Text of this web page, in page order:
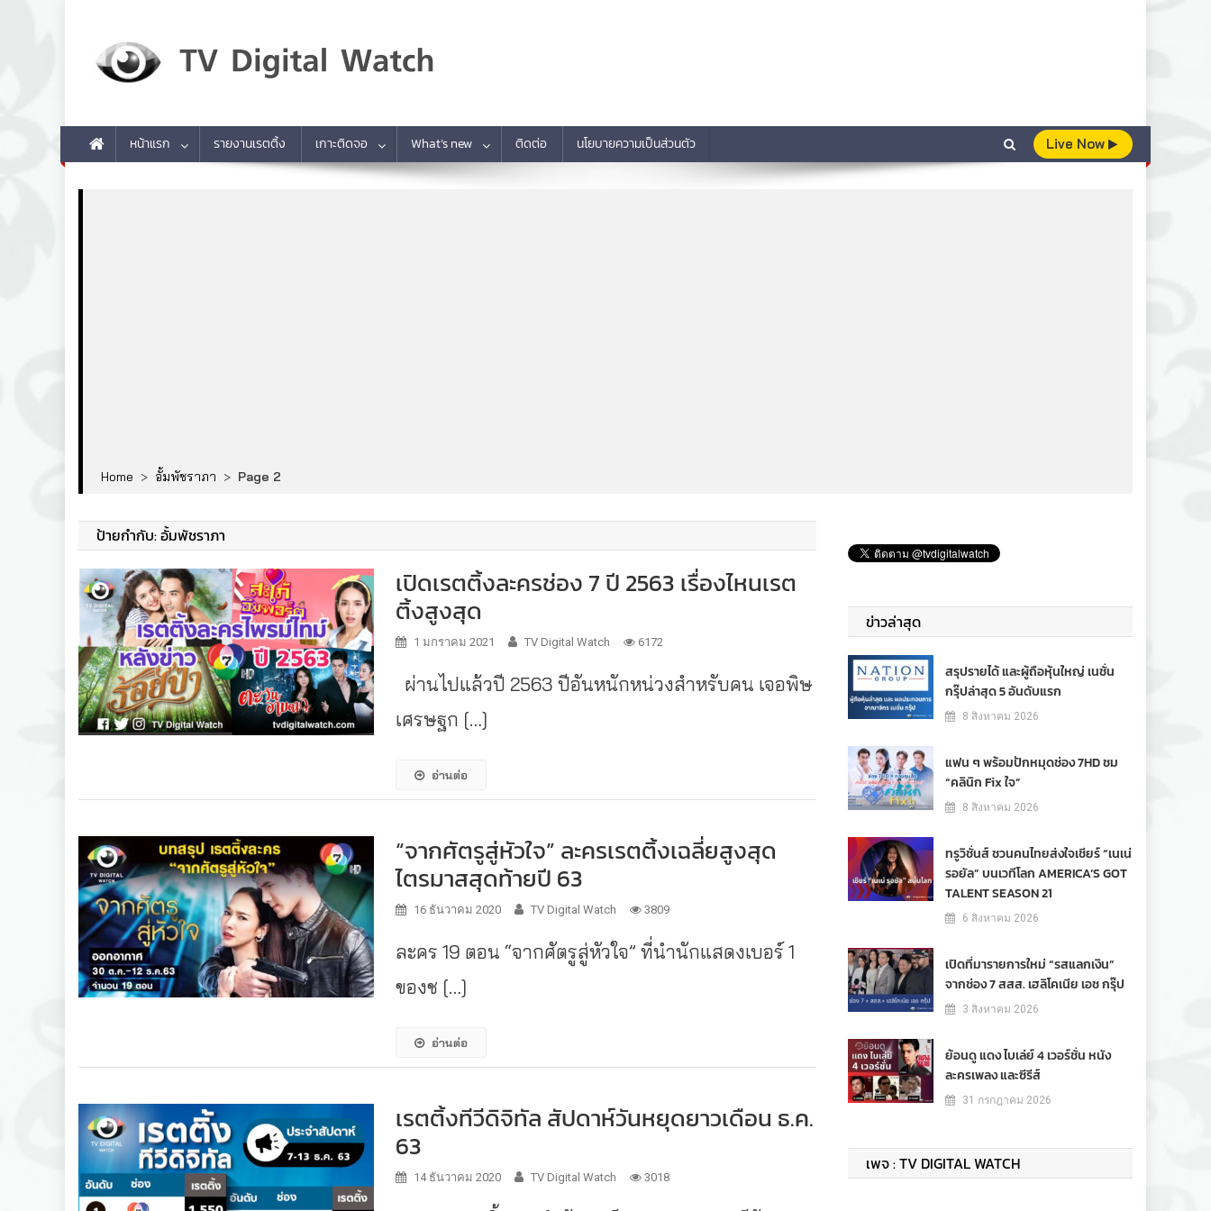
หน้าแรก รายงานเรตติ้ง เกาะติดจอ What’s new ติดต่อ นโยบายความเป็นส่วนตัว Live Now
Home > อั้มพัชราภา > Page 2
ป้ายกำกับ:อั้มพัชราภา
เปิดเรตติ้งละครช่อง 7 ปี 2563 เรื่องไหนเรต
ติ้งสูงสุด
1 มกราคม 2021 TV Digital Watch 6172
ผ่านไปแล้วปี 2563 ปีอันหนักหน่วงสำหรับคน เจอพิษ
เศรษฐก […]
อ่านต่อ
“จากศัตรูสู่หัวใจ” ละครเรตติ้งเฉลี่ยสูงสุด
ไตรมาสสุดท้ายปี 63
16 ธันวาคม 2020 TV Digital Watch 3809
ละคร 19 ตอน “จากศัตรูสู่หัวใจ” ที่นำนักแสดงเบอร์ 1
ของช […]
อ่านต่อ
เรตติ้งทีวีดิจิทัล สัปดาห์วันหยุดยาวเดือน ธ.ค.
63
14 ธันวาคม 2020 TV Digital Watch 3018
ข่าวล่าสุด
สรุปรายได้ และผู้ถือหุ้นใหญ่ เนชั่น
กรุ๊ปล่าสุด 5 อันดับแรก
8 สิงหาคม 2026
แฟน ๆ พร้อมปักหมุดช่อง 7HD ชม
“คลินิก Fix ใจ”
8 สิงหาคม 2026
ทรูวิชั่นส์ ชวนคนไทยส่งใจเชียร์ “เนเน่
รอยัล” บนเวทีโลก AMERICA’S GOT
TALENT SEASON 21
6 สิงหาคม 2026
เปิดที่มารายการใหม่ “รสแลกเงิน”
จากช่อง 7 สสส. เฮลิโคเนีย เอช กรุ๊ป
3 สิงหาคม 2026
ย้อนดู แดง ไบเล่ย์ 4 เวอร์ชั่น หนัง
ละครเพลง และซีรีส์
31 กรกฎาคม 2026
เพจ : TV DIGITAL WATCH